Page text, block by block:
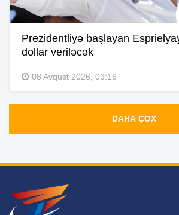
Prezidentliyə başlayan
dollar veriləcək
08 Avqust 2026, 09:16
DAHA ÇOX